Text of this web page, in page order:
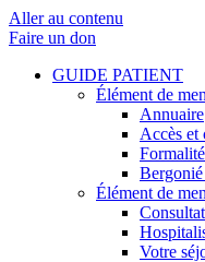
Aller au contenu
Faire un don
GUIDE PATIENT
Élément de
Annuaire
Accès et
Élément de
Votre